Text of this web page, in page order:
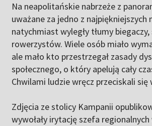
Na neapolitańskie nabrzeże z
uważane za jedno z najpiękniejszych
natychmiast wyległy tłumy
rowerzystów. Wiele osób miało
ale mało kto przestrzegał zasady
społecznego, o który apelują cały
Chwilami ludzie wręcz przeciskali się
Zdjęcia ze stolicy Kampanii
wywołały irytację szefa regionalnych